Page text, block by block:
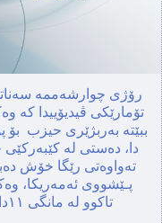
تۆمارێكی ڤیدیۆییدا
دا، ده‌ستی له‌
ته‌واوه‌تی رێگا خۆش
پـێشووی ئەمەریکا،